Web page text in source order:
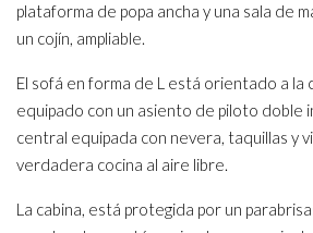
plataforma de popa ancha y una sala de
un cojín, ampliable.
El sofá en forma de L está orientado a la
equipado con un asiento de piloto doble
central equipada con nevera, taquillas y
verdadera cocina al aire libre.
La cabina, está protegida por un